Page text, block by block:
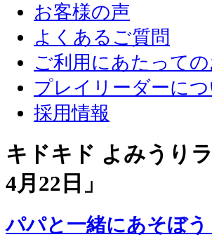
お客様の声
よくあるご質問
ご利用にあたって
プレイリーダーにつ
採用情報
キドキド よみうり
4月22日 」
パパと一緒にあそぼ